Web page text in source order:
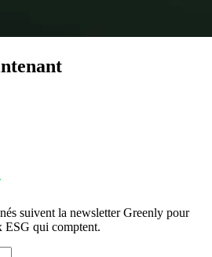
suivent la newsletter Greenly pour
ESG qui comptent.